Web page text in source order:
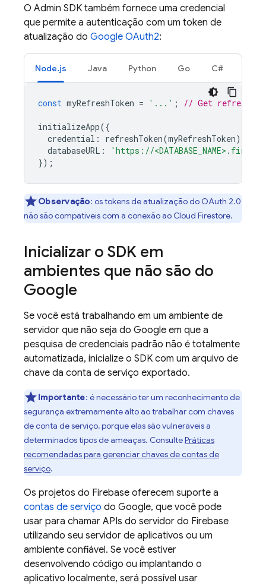
O Admin SDK também fornece uma credencial
que permite a autenticação com um token de
atualização do Google OAuth2:
Node.js Java Python Go C#
const myRefreshToken = '...' ; // Get refresh
initializeApp({
credential : refreshToken(myRefreshToken),
databaseURL :
'https://
});
Observação: os tokens de atualização do OAuth 2.0
não são compatíveis com a conexão ao Cloud Firestore.
Inicializar o SDK em
ambientes que não são do
Google
Se você está trabalhando em um ambiente de
servidor que não seja do Google em que a
pesquisa de credenciais padrão não é totalmente
automatizada, inicialize o SDK com um arquivo de
chave da conta de serviço exportado.
Importante: é necessário ter um reconhecimento de
segurança extremamente alto ao trabalhar com chaves
de conta de serviço, porque elas são vulneráveis a
determinados tipos de ameaças. ConsultePráticas
recomendadas para gerenciar chaves de contas de
serviço.
Os projetos do Firebase oferecem suporte a
contas de serviço do Google, que você pode
usar para chamar APIs do servidor do Firebase
utilizando seu servidor de aplicativos ou um
ambiente confiável. Se você estiver
desenvolvendo código ou implantando o
aplicativo localmente, será possível usar